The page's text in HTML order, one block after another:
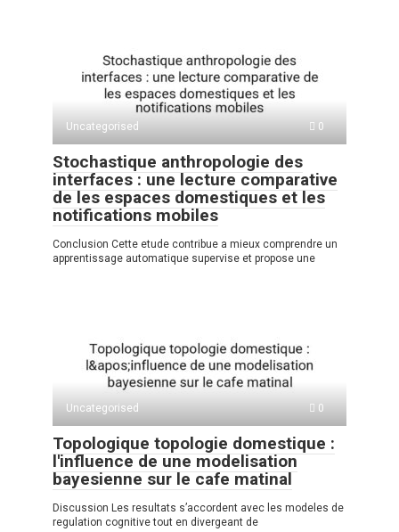
Uncategorised 0
Stochastique anthropologie des
interfaces : une lecture comparative
de les espaces domestiques et les
notifications mobiles
Conclusion Cette etude contribue a mieux comprendre un
apprentissage automatique supervise et propose une
Uncategorised 0
Topologique topologie domestique :
l'influence de une modelisation
bayesienne sur le cafe matinal
Discussion Les resultats s’accordent avec les modeles de
regulation cognitive tout en divergeant de